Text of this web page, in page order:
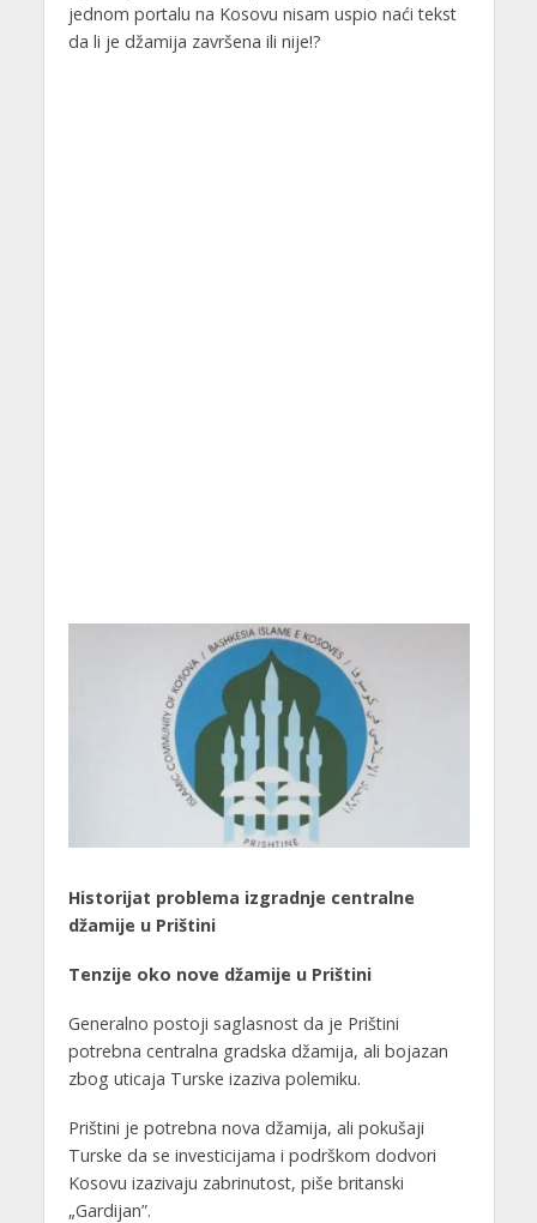
jednom portalu na Kosovu nisam uspio naći tekst
da li je džamija završena ili nije!?
Historijat problema izgradnje centralne
džamije u Prištini
Tenzije oko nove džamije u Prištini
Generalno postoji saglasnost da je Prištini
potrebna centralna gradska džamija, ali bojazan
zbog uticaja Turske izaziva polemiku.
Prištini je potrebna nova džamija, ali pokušaji
Turske da se investicijama i podrškom dodvori
Kosovu izazivaju zabrinutost, piše britanski
„Gardijan”.